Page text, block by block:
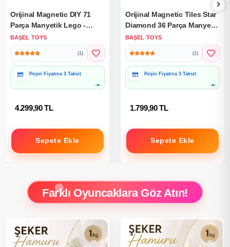
Orijinal Magnetic DIY 71
Parça Manyetik Lego -
Magnetic Magical Magnet -
Mıknatıslı Lego
BAŞEL TOYS
(1)
Hediye Paketine Uygun
4.299,90 TL
Sepete Ekle
Orijinal Magnetic Tiles Star
Diamond 36 Parça Manyetik
Lego - Magnetic Magical
Magnet - Mıknatıslı Lego
BAŞEL TOYS
(1)
Hediye Paketine Uygun
1.799,90 TL
Sepete Ekle
Farklı Oyuncaklara Göz Atın!